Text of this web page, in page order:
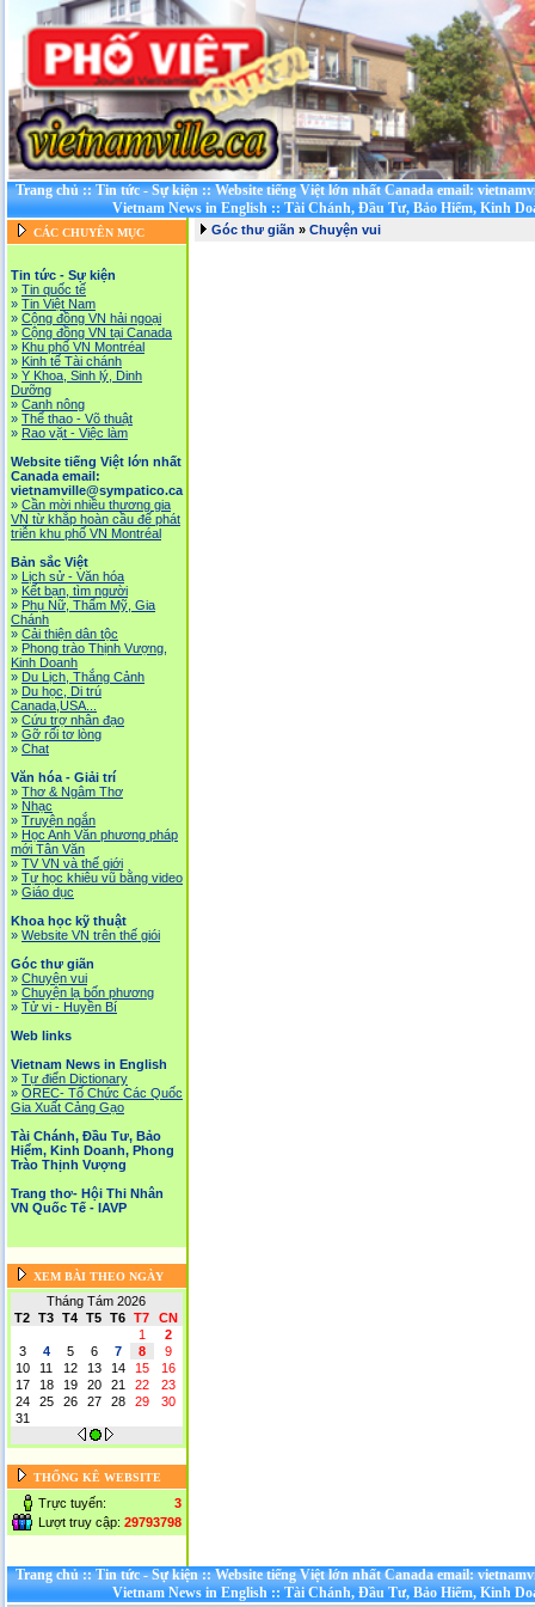
Trang chủ::Tin tức - Sự kiện::Website tiếng Việt lớn nhất Canada email:
Vietnam News in English::Tài Chánh, Đầu Tư, Bảo Hiểm, Kinh
CÁC CHUYÊN MỤC
Tin tức - Sự kiện
» Tin quốc tế
» Tin Việt Nam
» Cộng đồng VN hải ngoại
» Cộng đồng VN tại Canada
» Khu phố VN Montréal
» Kinh tế Tài chánh
» Y Khoa, Sinh lý, Dinh
Dưỡng
» Canh nông
» Thể thao - Võ thuật
» Rao vặt - Việc làm
Website tiếng Việt lớn nhất
Canada email:
vietnamville@sympatico.ca
» Cần mời nhiều thương gia
VN từ khắp hoàn cầu để phát
triễn khu phố VN Montréal
Bản sắc Việt
» Lịch sử - Văn hóa
» Kết bạn, tìm người
» Phụ Nữ, Thẩm Mỹ, Gia
Chánh
» Cải thiện dân tộc
» Phong trào Thịnh Vượng,
Kinh Doanh
» Du Lịch, Thắng Cảnh
» Du học, Di trú
Canada,USA...
» Cứu trợ nhân đạo
» Gỡ rối tơ lòng
» Chat
Văn hóa - Giải trí
» Thơ & Ngâm Thơ
» Nhạc
» Truyện ngắn
» Học Anh Văn phương pháp
mới Tân Văn
» TV VN và thế giới
» Tự học khiêu vũ bằng video
» Giáo dục
Khoa học kỹ thuật
» Website VN trên thế giói
Góc thư giãn
» Chuyện vui
» Chuyện lạ bốn phương
» Tử vi - Huyền Bí
Web links
Vietnam News in English
» Tự điển Dictionary
» OREC- Tố Chức Các Quốc
Gia Xuất Cảng Gạo
Tài Chánh, Đầu Tư, Bảo
Hiểm, Kinh Doanh, Phong
Trào Thịnh Vượng
Trang thơ- Hội Thi Nhân
VN Quốc Tế - IAVP
XEM BÀI THEO NGÀY
Tháng Tám 2026
T2
T3 T4 T5 T6 T7
CN
1
2
3
4 5 6 7 8
9
10
11 12 13 14 15
16
17
18 19 20 21 22
23
24
25 26 27 28 29
30
31
THỐNG KÊ WEBSITE
Trực tuyến:
3
Lượt truy cập: 29793798
Góc thư giãn » Chuyện vui
Trang chủ::Tin tức - Sự kiện::Website tiếng Việt lớn nhất Canada email:
Vietnam News in English::Tài Chánh, Đầu Tư, Bảo Hiểm, Kinh